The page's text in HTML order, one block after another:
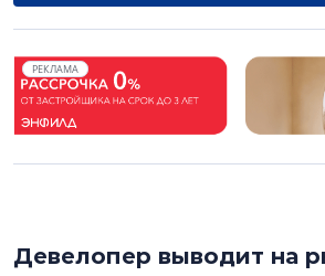
РЕКЛАМА
Девелопер выводит на